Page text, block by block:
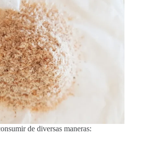
de diversas maneras: